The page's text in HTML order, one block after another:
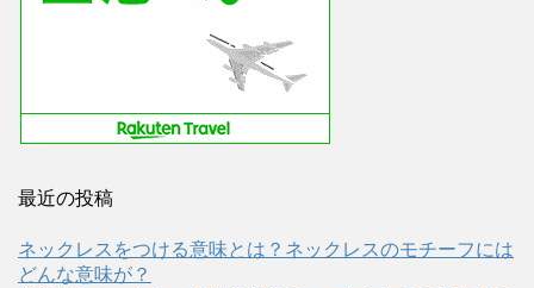
最近の投稿
ネックレスをつける意味とは？ネックレスのモチーフには
どんな意味が？